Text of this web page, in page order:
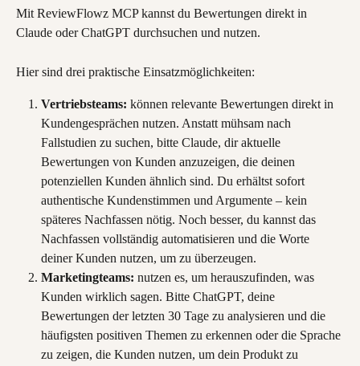
Mit ReviewFlowz MCP kannst du Bewertungen direkt in
Claude oder ChatGPT durchsuchen und nutzen.
Hier sind drei praktische Einsatzmöglichkeiten:
Vertriebsteams: können relevante Bewertungen direkt in
Kundengesprächen nutzen. Anstatt mühsam nach
Fallstudien zu suchen, bitte Claude, dir aktuelle
Bewertungen von Kunden anzuzeigen, die deinen
potenziellen Kunden ähnlich sind. Du erhältst sofort
authentische Kundenstimmen und Argumente – kein
späteres Nachfassen nötig. Noch besser, du kannst das
Nachfassen vollständig automatisieren und die Worte
deiner Kunden nutzen, um zu überzeugen.
Marketingteams: nutzen es, um herauszufinden, was
Kunden wirklich sagen. Bitte ChatGPT, deine
Bewertungen der letzten 30 Tage zu analysieren und die
häufigsten positiven Themen zu erkennen oder die Sprache
zu zeigen, die Kunden nutzen, um dein Produkt zu